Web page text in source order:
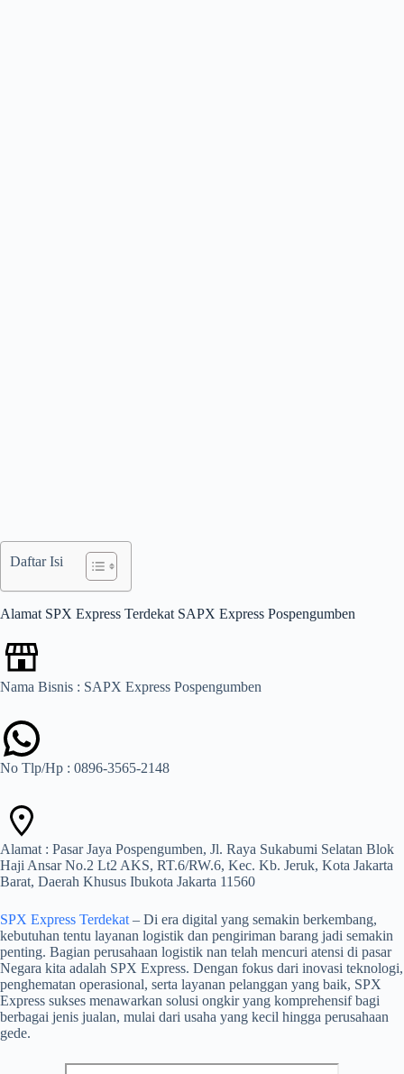
Daftar Isi
Alamat SPX Express Terdekat SAPX Express Pospengumben
Nama Bisnis : SAPX Express Pospengumben
No Tlp/Hp : 0896-3565-2148
Alamat : Pasar Jaya Pospengumben, Jl. Raya Sukabumi Selatan Blok
Haji Ansar No.2 Lt2 AKS, RT.6/RW.6, Kec. Kb. Jeruk, Kota Jakarta
Barat, Daerah Khusus Ibukota Jakarta 11560
SPX Express Terdekat – Di era digital yang semakin berkembang,
kebutuhan tentu layanan logistik dan pengiriman barang jadi semakin
penting. Bagian perusahaan logistik nan telah mencuri atensi di pasar
Negara kita adalah SPX Express. Dengan fokus dari inovasi teknologi,
penghematan operasional, serta layanan pelanggan yang baik, SPX
Express sukses menawarkan solusi ongkir yang komprehensif bagi
berbagai jenis jualan, mulai dari usaha yang kecil hingga perusahaan
gede.